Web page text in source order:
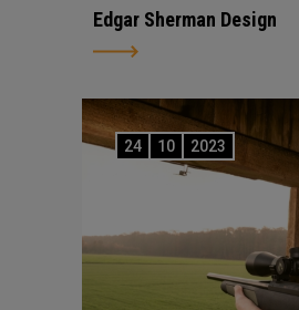
Edgar Sherman Design
24 10 2023